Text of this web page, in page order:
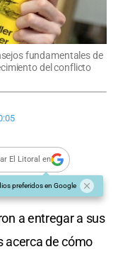
fundamentales de
del conflicto
El Litoral en
preferidos en Google
a entregar a sus
acerca de cómo